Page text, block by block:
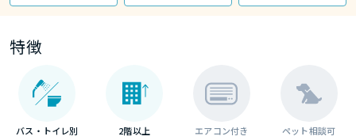
特徴
バス・トイレ別 2階以上 エアコン付き ペット相談可